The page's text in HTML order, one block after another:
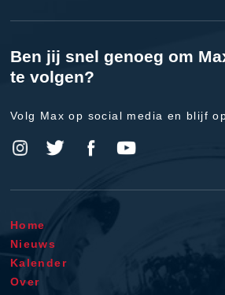
Ben jij snel genoeg om
te volgen?
Volg Max op social media en blijf
Home
Nieuws
Kalender
Over